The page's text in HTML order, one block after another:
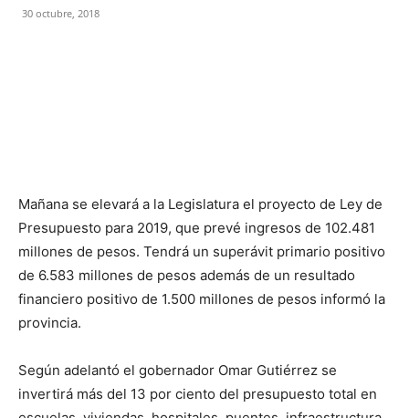
30 octubre, 2018
Mañana se elevará a la Legislatura el proyecto de Ley de
Presupuesto para 2019, que prevé ingresos de 102.481
millones de pesos. Tendrá un superávit primario positivo
de 6.583 millones de pesos además de un resultado
financiero positivo de 1.500 millones de pesos informó la
provincia.
Según adelantó el gobernador Omar Gutiérrez se
invertirá más del 13 por ciento del presupuesto total en